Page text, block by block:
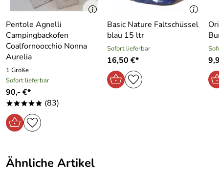
SAN (Styrol-Acrylnitril)
Hersteller: Heinrich Walch GmbH+Co KG, Postfach 1420,
58570 Schalksmühle, Deutschland, www.waca.de
*****
Super Qualität und Optik. Ist jetzt ständiger Begleiter auf
jeder Wanderung.
Sehr schnelle Lieferung.
Kaufdatum: 08.04.2020
Bewertungsdatum: 28.04.2020
Pentole Agnelli
Campingbackofen
Coalfornoocchio Nonna
Aurelia
1 Größe
Sofort lieferbar
90,- €*
***** (83)
Basic Nature Faltschüssel
blau 15 ltr
Sofort lieferbar
16,50 €*
Ähnliche Artikel